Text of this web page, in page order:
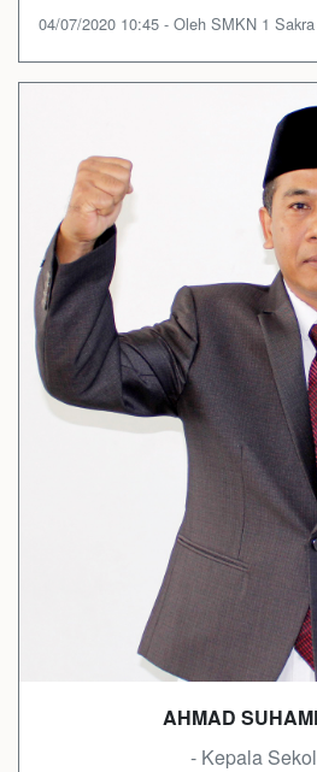
04/07/2020 10:45 - Oleh SMKN 1
AHMAD
- Kepala